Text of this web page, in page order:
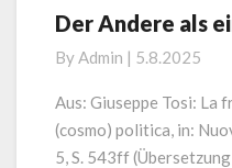
Der
als
ein
anderes
Ich
Der Andere als
ByAdmin | 5.8.2025
Aus: Giuseppe Tosi: La
(cosmo) politica, in:
5, S. 543ff